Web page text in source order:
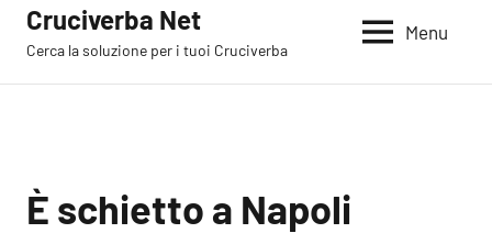
contenuto
Cruciverba Net
Cerca la soluzione per i tuoi Cruciverba
Menu
È schietto a Napoli